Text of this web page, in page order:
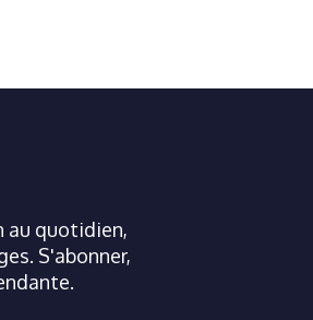
au quotidien,
S'abonner,